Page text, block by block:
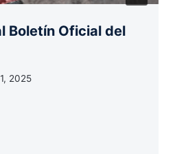
Boletín Oficial del
2025